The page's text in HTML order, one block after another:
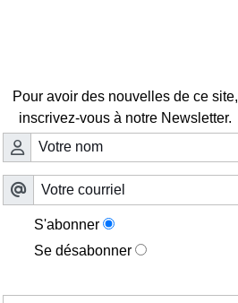
Pour avoir des nouvelles de ce site,
inscrivez-vous à notre Newsletter.
S'abonner
Se désabonner